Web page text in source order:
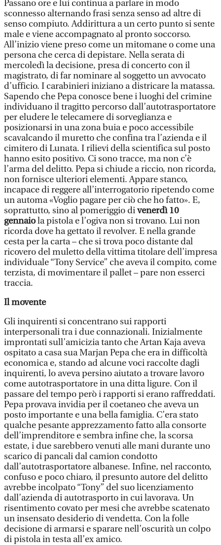
Passano ore e lui continua a parlare in modo
sconnesso alternando frasi senza senso ad altre di
senso compiuto. Addirittura a un certo punto si sente
male e viene accompagnato al pronto soccorso.
All’inizio viene preso come un mitomane o come una
persona che cerca di depistare. Nella serata di
mercoledì la decisione, presa di concerto con il
magistrato, di far nominare al soggetto un avvocato
d’ufficio. I carabinieri iniziano a districare la matassa.
Sapendo che Pepa conosce bene i luoghi del crimine
individuano il tragitto percorso dall’autotrasportatore
per eludere le telecamere di sorveglianza e
posizionarsi in una zona buia e poco accessibile
scavalcando il muretto che confina tra l’azienda e il
cimitero di Lunata. I rilievi della scientifica sul posto
hanno esito positivo. Ci sono tracce, ma non c’è
l’arma del delitto. Pepa si chiude a riccio, non ricorda,
non fornisce ulteriori elementi. Appare stanco,
incapace di reggere all’interrogatorio ripetendo come
un automa «Voglio pagare per ciò che ho fatto». E,
soprattutto, sino al pomeriggio divenerdì 10
gennaiola pistola e l’ogiva non si trovano. Lui non
ricorda dove ha gettato il revolver. E nella grande
cesta per la carta – che si trova poco distante dal
ricovero del muletto della vittima titolare dell’impresa
individuale “Tony Service” che aveva il compito, come
terzista, di movimentare il pallet – pare non esserci
traccia.
Il movente
Gli inquirenti si concentrano sui rapporti
interpersonali tra i due connazionali. Inizialmente
improntati sull’amicizia tanto che Artan Kaja aveva
ospitato a casa sua Marjan Pepa che era in difficoltà
economica e, stando ad alcune voci raccolte dagli
inquirenti, lo aveva persino aiutato a trovare lavoro
come autotrasportatore in una ditta ligure. Con il
passare del tempo però i rapporti si erano raffreddati.
Pepa provava invidia per il coetaneo che aveva un
posto importante e una bella famiglia. C’era stato
qualche pesante apprezzamento fatto alla consorte
dell’imprenditore e sembra infine che, la scorsa
estate, i due sarebbero venuti alle mani durante uno
scarico di pancali dal camion condotto
dall’autotrasportatore albanese. Infine, nel racconto,
confuso e poco chiaro, il presunto autore del delitto
avrebbe incolpato “Tony” del suo licenziamento
dall’azienda di autotrasporto in cui lavorava. Un
risentimento covato per mesi che avrebbe scatenato
un insensato desiderio di vendetta. Con la folle
decisione di armarsi e sparare nell’oscurità un colpo
di pistola in testa all’ex amico.